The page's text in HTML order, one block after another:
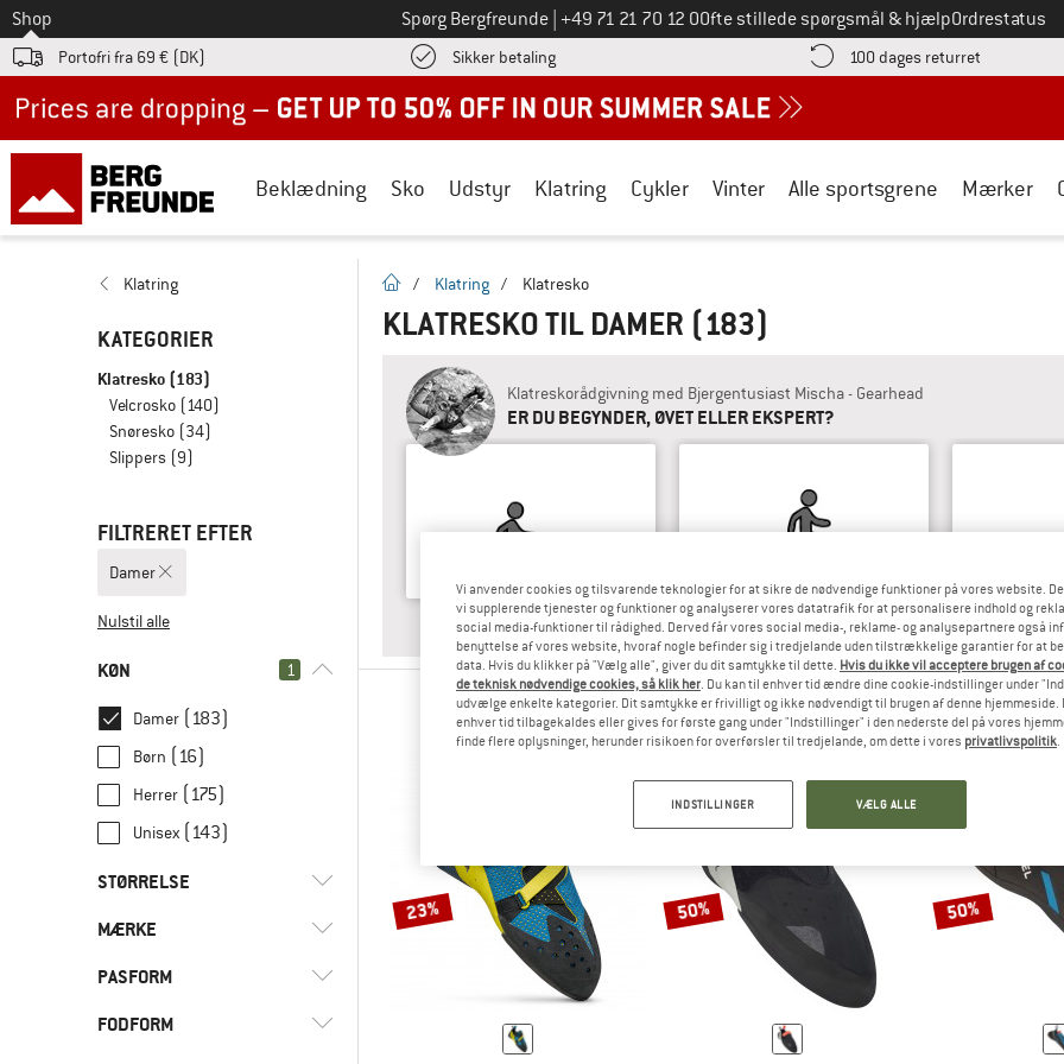
Til
Shop Spørg Bergfreunde Ring til os på
+49 71 21 70 12 0Ofte stillede spørgsmål & hjælpOrdrestatus
Portofri fra 69 € (DK) Sikker betalingFind betalingsoplysningerne her! Åbnes i en infoboks
100 dages returret Gå til
Beklædning Sko Udstyr Klatring Cykler Vinter Alle sportsgrene Mærker
Klatring
KATEGORIER
Klatresko (183)
Velcrosko (140)
Snøresko (34)
Slippers (9)
FILTRERET EFTER
Damer
Nulstil alle
KØN 1
Damer (183)
Børn (16)
Herrer (175)
Unisex (143)
STØRRELSE
33 33,5
35,5 36
38 38,5
MÆRKE
PASFORM
Bred fod
FODFORM
Hjemmeside
/ Klatring / Klatresko
KLATRESKO TIL DAMER (183)
Klatreskorådgivning med Bjergentusiast Mischa - Gearhead
ER DU BEGYNDER, ØVET ELLER EKSPERT?
SVARET
BEGYNDERKLATRESKO TIL BEGYNDERE ER REDUCERET TIL DET VIGTIGSTE
SVARET
ØVETKLATRESKO TIL ØVEDE GIVER
23% 50% 50%
Vi anvender cookies og tilsvarende teknologier for at sikre de nødvendige funktioner på vores website.
vi supplerende tjenester og funktioner og analyserer vores datatrafik for at personalisere indhold og
social media-funktioner til rådighed. Derved får vores social media-, reklame- og analysepartnere også
benyttelse af vores website, hvoraf nogle befinder sig i tredjelande uden tilstrækkelige garantier for at
data. Hvis du klikker på "Vælg alle", giver du dit samtykke til dette. Hvis du ikke vil acceptere brugen af
de teknisk nødvendige cookies, så klik her. Du kan til enhver tid ændre dine cookie-indstillinger under
udvælge enkelte kategorier. Dit samtykke er frivilligt og ikke nødvendigt til brugen af denne hjemmeside.
enhver tid tilbagekaldes eller gives for første gang under "Indstillinger" i den nederste del på vores
finde flere oplysninger, herunder risikoen for overførsler til tredjelande, om dette i vores privatlivspolitik.
INDSTILLINGER VÆLG ALLE